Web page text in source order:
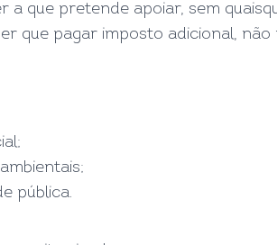
a que pretende apoiar, sem
que pagar imposto adicional, não
pública.